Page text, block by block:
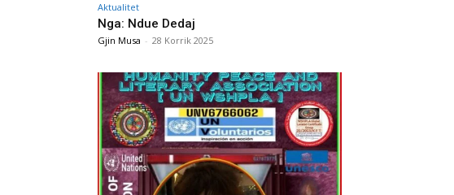
Aktualitet
Nga: Ndue Dedaj
Gjin Musa - 28 Korrik 2025